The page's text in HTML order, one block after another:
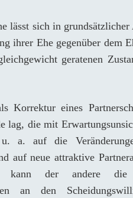
lässt sich in
ihrer Ehe gegenüber dem
geratenen
Korrektur eines
lag, die mit
a. auf die
auf neue attraktive
kann der andere die
an den